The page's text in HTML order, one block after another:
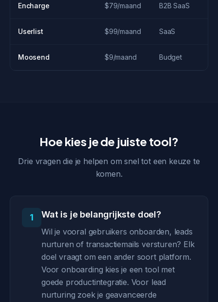
Encharge $79/maand B2B SaaS
Userlist $99/maand SaaS
Moosend $9/maand Budget
Hoe kies je de juiste tool?
Drie vragen die je helpen om snel tot een keuze te
komen.
1 Wat is je belangrijkste doel?
Wil je vooral gebruikers onboarden, leads
nurturen of transactiemails versturen? Elk
doel vraagt om een ander soort platform.
Voor onboarding kies je een tool met
goede productintegratie. Voor lead
nurturing zoek je geavanceerde